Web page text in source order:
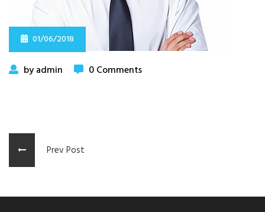
01/06/2018
by admin 0 Comments
Prev Post